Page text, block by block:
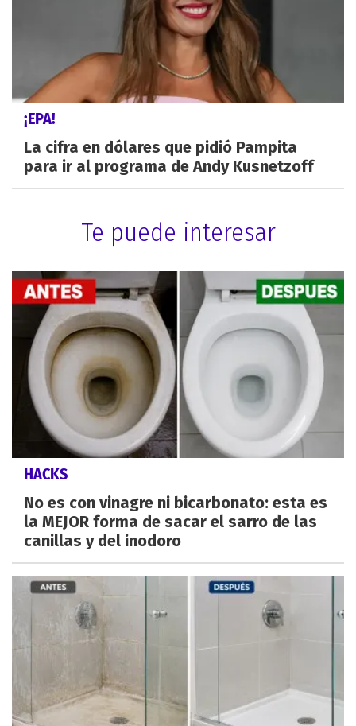
¡EPA!
La cifra en dólares que pidió Pampita
para ir al programa de Andy Kusnetzoff
Te puede interesar
HACKS
No es con vinagre ni bicarbonato: esta es
la MEJOR forma de sacar el sarro de las
canillas y del inodoro